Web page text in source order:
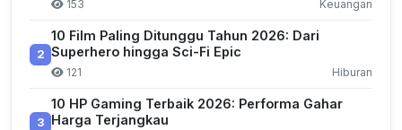
153 Keuangan
2
10 Film Paling Ditunggu Tahun 2026: Dari
Superhero hingga Sci-Fi Epic
121 Hiburan
3
10 HP Gaming Terbaik 2026: Performa Gahar
Harga Terjangkau